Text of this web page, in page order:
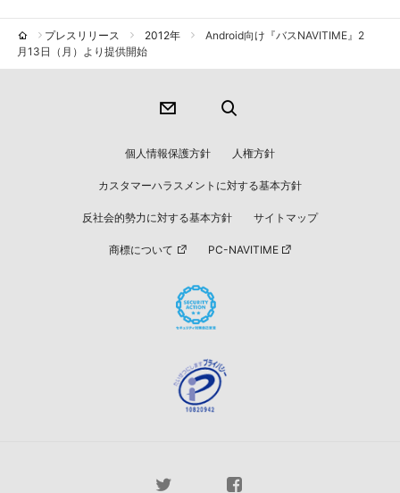
プレスリリース 2012年
Android向け『バスNAVITIME』2
月13日（月）より提供開始
個人情報保護方針 人権方針
カスタマーハラスメントに対する基本方針
反社会的勢力に対する基本方針 サイトマップ
商標について PC-NAVITIME